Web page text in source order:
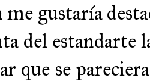
gustaría
del estandarte
que se